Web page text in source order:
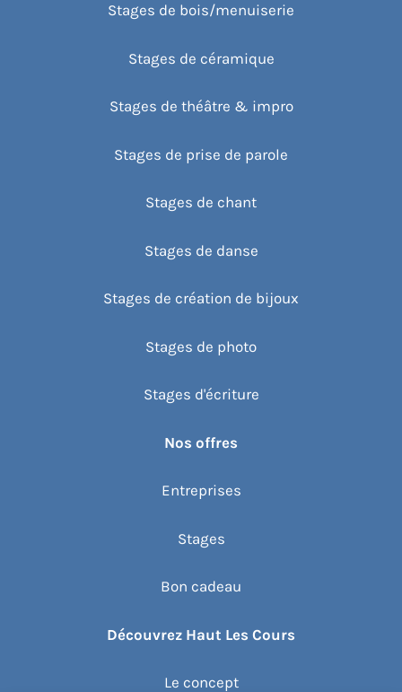
Stages de bois/menuiserie
Stages de céramique
Stages de théâtre & impro
Stages de prise de parole
Stages de chant
Stages de danse
Stages de création de bijoux
Stages de photo
Stages d'écriture
Nos offres
Entreprises
Stages
Bon cadeau
Découvrez Haut Les Cours
Le concept